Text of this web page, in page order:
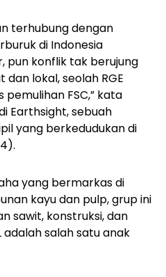
terhubung dengan
di Indonesia
pun konflik tak berujung
lokal, seolah RGE
FSC,” kata
Earthsight, sebuah
yang berkedudukan di
yang bermarkas di
kayu dan pulp, grup ini
sawit, konstruksi, dan
adalah salah satu anak